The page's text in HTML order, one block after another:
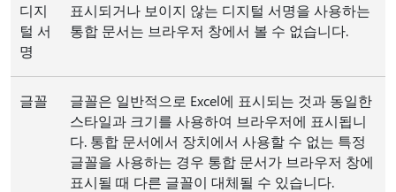
디지
털 서
명
표시되거나 보이지 않는 디지털 서명을 사용하는
통합 문서는 브라우저 창에서 볼 수 없습니다.
글꼴
글꼴은 일반적으로 Excel에 표시되는 것과 동일한
스타일과 크기를 사용하여 브라우저에 표시됩니
다. 통합 문서에서 장치에서 사용할 수 없는 특정
글꼴을 사용하는 경우 통합 문서가 브라우저 창에
표시될 때 다른 글꼴이 대체될 수 있습니다.